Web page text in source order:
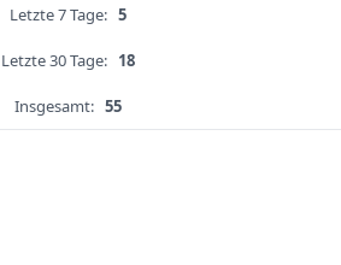
Letzte 7 Tage: 5
Letzte 30 Tage: 18
Insgesamt: 55